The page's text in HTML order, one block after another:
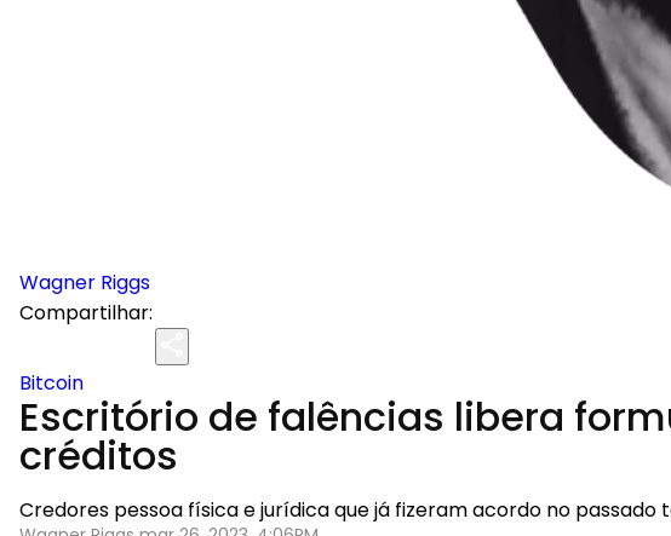
Wagner Riggs
Compartilhar:
Bitcoin
Escritório de falências libera
créditos
Credores pessoa física e jurídica que já fizeram acordo no